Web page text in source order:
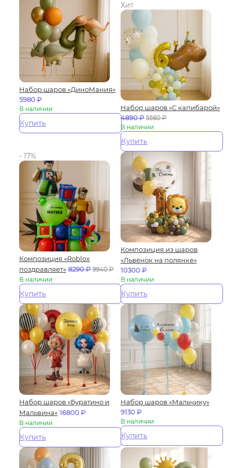
Набор шаров «ДиноМания»
5980₽
В наличии
Купить
Хит
Набор шаров «С капибарой»
4890₽ 5560₽
В наличии
Купить
- 17%
Композиция «Roblox
поздравляет» 8290₽ 9940₽
В наличии
Купить
Композиция из шаров
«Львёнок на полянке»
10300₽
В наличии
Купить
Набор шаров «Буратино и
Мальвина» 16800₽
В наличии
Купить
Набор шаров «Мальчику»
9130₽
В наличии
Купить